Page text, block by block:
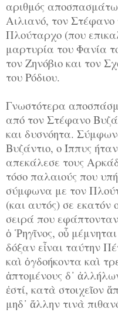
αριθμός
Αιλιανό, τον Στέφανο
Πλούταρχο (που
μαρτυρία του Φανία
τον Ζηνόβιο και τον
του Ρόδιου.
Γνωστότερα
από τον Στέφανο
και δυσνόητα.
Βυζάντιο, ο Ίππυς
απεκάλεσε τους
τόσο παλαιούς που
σύμφωνα με τον
(και αυτός) σε εκατόν
σειρά που
ὁ Ῥηγῖνος, οὗ
δόξαν εἶναι ταύτην
καὶ ὀγδοήκοντα καὶ
ἁπτομένους δ᾽
ἐστί, κατὰ στοιχεῖον
μηδ᾽ ἄλλην τινὰ